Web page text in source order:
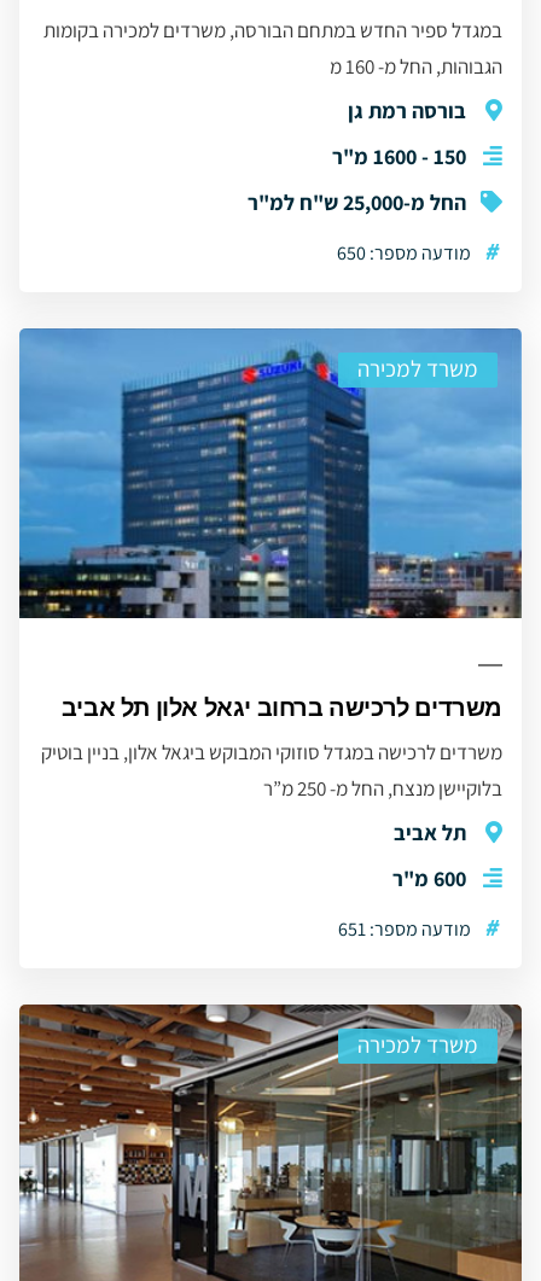
במגדל ספיר החדש במתחם הבורסה, משרדים למכירה בקומות
הגבוהות, החל מ- 160 מ
בורסה רמת גן
150 - 1600 מ"ר
החל מ-25,000 ש"ח למ"ר
# מודעה מספר: 650
משרד למכירה
משרדים לרכישה ברחוב יגאל אלון תל אביב
משרדים לרכישה במגדל סוזוקי המבוקש ביגאל אלון, בניין בוטיק
בלוקיישן מנצח, החל מ- 250 מ”ר
תל אביב
600 מ"ר
# מודעה מספר: 651
משרד למכירה